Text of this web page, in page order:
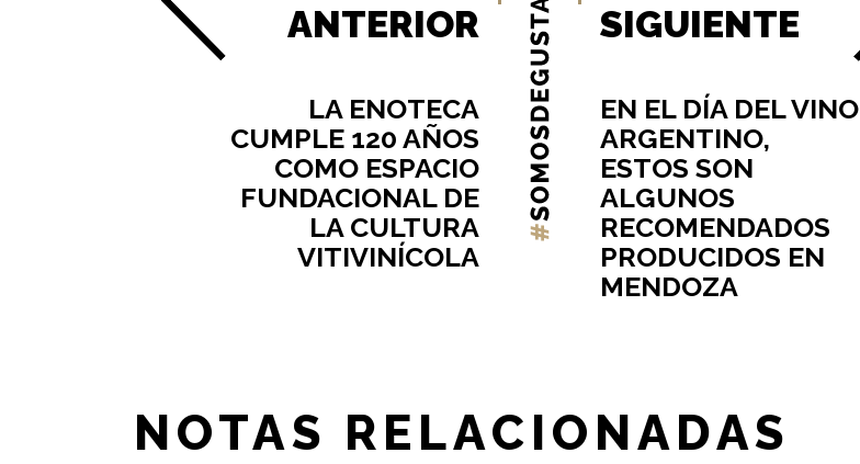
ANTERIOR
LA ENOTECA
CUMPLE 120 AÑOS
COMO ESPACIO
FUNDACIONAL DE
LA CULTURA
VITIVINÍCOLA
SIGUIENTE
EN EL DÍA DEL VINO
ARGENTINO,
ESTOS SON
ALGUNOS
RECOMENDADOS
PRODUCIDOS EN
MENDOZA
NOTAS RELACIONADAS